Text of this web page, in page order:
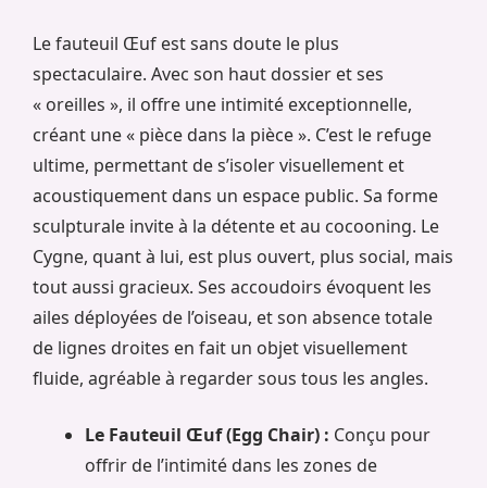
Le fauteuil Œuf est sans doute le plus
spectaculaire. Avec son haut dossier et ses
« oreilles », il offre une intimité exceptionnelle,
créant une « pièce dans la pièce ». C’est le refuge
ultime, permettant de s’isoler visuellement et
acoustiquement dans un espace public. Sa forme
sculpturale invite à la détente et au cocooning. Le
Cygne, quant à lui, est plus ouvert, plus social, mais
tout aussi gracieux. Ses accoudoirs évoquent les
ailes déployées de l’oiseau, et son absence totale
de lignes droites en fait un objet visuellement
fluide, agréable à regarder sous tous les angles.
Le Fauteuil Œuf (Egg Chair) : Conçu pour
offrir de l’intimité dans les zones de